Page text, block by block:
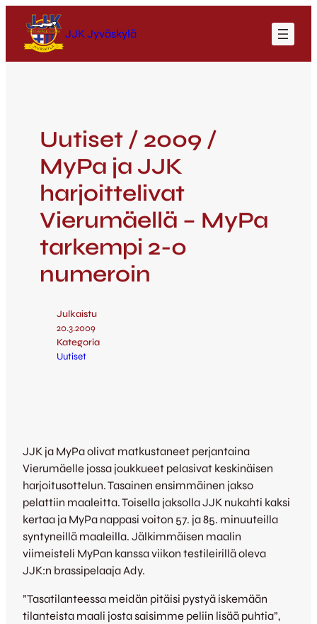
JJK Jyväskylä
Uutiset / 2009 /
MyPa ja JJK
harjoittelivat
Vierumäellä – MyPa
tarkempi 2-0
numeroin
Julkaistu
20.3.2009
Kategoria
Uutiset
JJK ja MyPa olivat matkustaneet perjantaina
Vierumäelle jossa joukkueet pelasivat keskinäisen
harjoitusottelun. Tasainen ensimmäinen jakso
pelattiin maaleitta. Toisella jaksolla JJK nukahti kaksi
kertaa ja MyPa nappasi voiton 57. ja 85. minuuteilla
syntyneillä maaleilla. Jälkimmäisen maalin
viimeisteli MyPan kanssa viikon testileirillä oleva
JJK:n brassipelaaja Ady.
”Tasatilanteessa meidän pitäisi pystyä iskemään
tilanteista maali josta saisimme peliin lisää puhtia”,